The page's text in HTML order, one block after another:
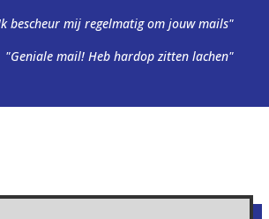
bescheur mij regelmatig om jouw mails"
"Geniale mail! Heb hardop zitten lachen"